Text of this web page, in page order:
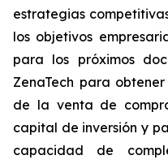
estrategias
los objetivos
para los próximos
ZenaTech para
de la venta de
capital de inversión y
capacidad de